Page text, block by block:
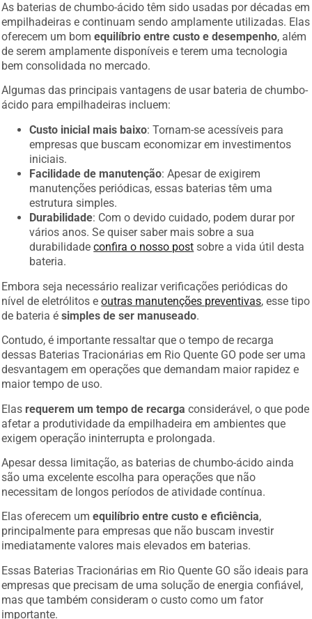
As baterias de chumbo-ácido têm sido usadas por décadas em
empilhadeiras e continuam sendo amplamente utilizadas. Elas
oferecem um bomequilíbrio entre custo e desempenho, além
de serem amplamente disponíveis e terem uma tecnologia
bem consolidada no mercado.
Algumas das principais vantagens de usar bateria de chumbo-
ácido para empilhadeiras incluem:
Custo inicial mais baixo: Tornam-se acessíveis para
empresas que buscam economizar em investimentos
iniciais.
Facilidade de manutenção: Apesar de exigirem
manutenções periódicas, essas baterias têm uma
estrutura simples.
Durabilidade: Com o devido cuidado, podem durar por
vários anos. Se quiser saber mais sobre a sua
durabilidadeconfira o nosso post sobre a vida útil desta
bateria.
Embora seja necessário realizar verificações periódicas do
nível de eletrólitos eoutras manutenções preventivas, esse tipo
de bateria ésimples de ser manuseado.
Contudo, é importante ressaltar que o tempo de recarga
dessas Baterias Tracionárias em Rio Quente GO pode ser uma
desvantagem em operações que demandam maior rapidez e
maior tempo de uso.
Elas requerem um tempo de recarga considerável, o que pode
afetar a produtividade da empilhadeira em ambientes que
exigem operação ininterrupta e prolongada.
Apesar dessa limitação, as baterias de chumbo-ácido ainda
são uma excelente escolha para operações que não
necessitam de longos períodos de atividade contínua.
Elas oferecem umequilíbrio entre custo e eficiência,
principalmente para empresas que não buscam investir
imediatamente valores mais elevados em baterias.
Essas Baterias Tracionárias em Rio Quente GO são ideais para
empresas que precisam de uma solução de energia confiável,
mas que também consideram o custo como um fator
importante.